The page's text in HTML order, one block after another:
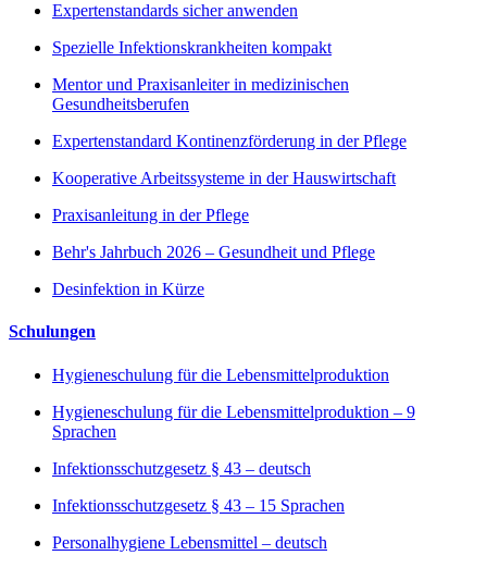
Expertenstandards sicher anwenden
Spezielle Infektionskrankheiten kompakt
Mentor und Praxisanleiter in medizinischen
Gesundheitsberufen
Expertenstandard Kontinenzförderung in der Pflege
Kooperative Arbeitssysteme in der Hauswirtschaft
Praxisanleitung in der Pflege
Behr's Jahrbuch 2026 – Gesundheit und Pflege
Desinfektion in Kürze
Schulungen
Hygieneschulung für die Lebensmittelproduktion
Hygieneschulung für die Lebensmittelproduktion – 9
Sprachen
Infektionsschutzgesetz § 43 – deutsch
Infektionsschutzgesetz § 43 – 15 Sprachen
Personalhygiene Lebensmittel – deutsch